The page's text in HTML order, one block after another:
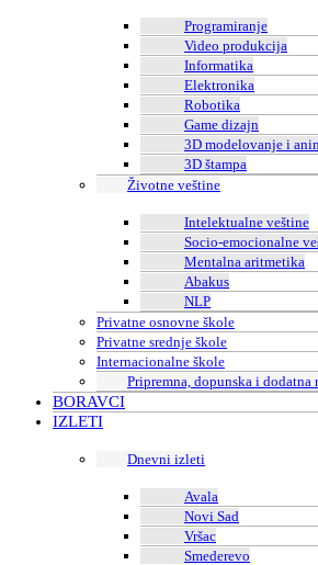
Programiranje
Video produkcija
Informatika
Elektronika
Robotika
Game dizajn
3D modelovanje i
3D štampa
Životne veštine
Intelektualne veštine
Socio-emocionalne
Mentalna aritmetika
Abakus
NLP
Privatne osnovne škole
Privatne srednje škole
Internacionalne škole
Pripremna, dopunska i dodatna
BORAVCI
IZLETI
Dnevni izleti
Avala
Novi Sad
Vršac
Smederevo